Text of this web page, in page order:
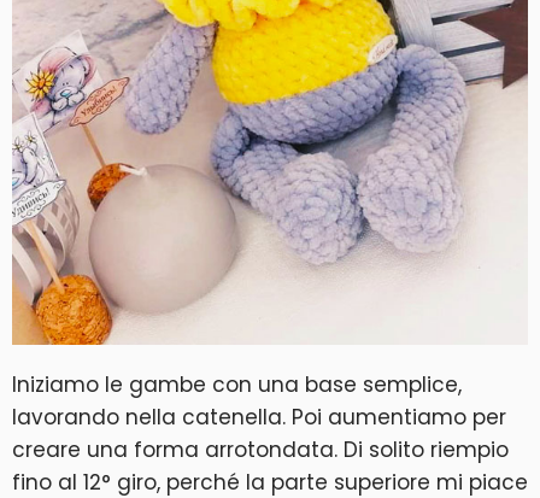
Iniziamo le gambe con una base semplice,
lavorando nella catenella. Poi aumentiamo per
creare una forma arrotondata. Di solito riempio
fino al 12° giro, perché la parte superiore mi piace